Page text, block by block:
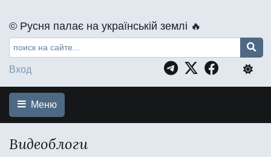
©️ Русня палає на українській землі 🔥
Вход
Меню
Видеоблоги